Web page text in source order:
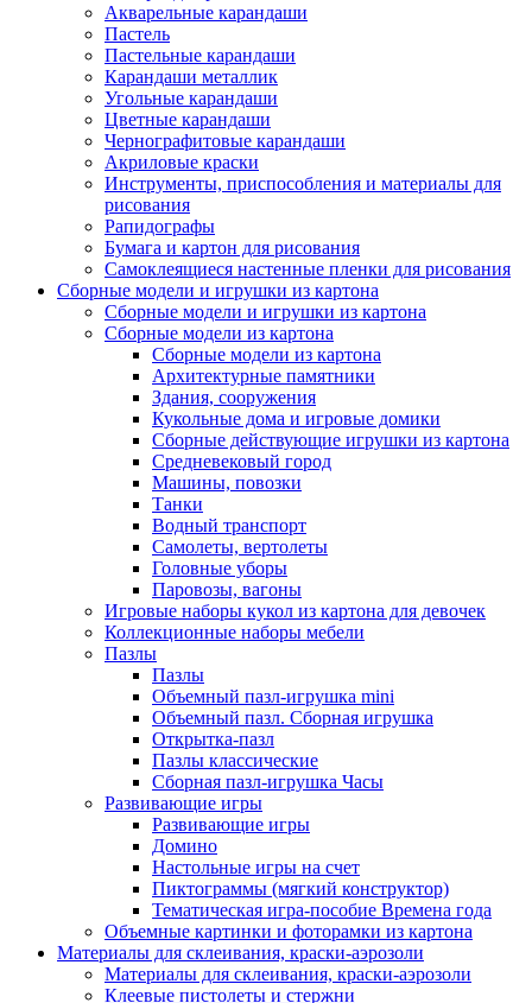
Акварельные карандаши
Пастель
Пастельные карандаши
Карандаши металлик
Угольные карандаши
Цветные карандаши
Чернографитовые карандаши
Акриловые краски
Инструменты, приспособления и материалы для
рисования
Рапидографы
Бумага и картон для рисования
Самоклеящиеся настенные пленки для рисования
Сборные модели и игрушки из картона
Сборные модели и игрушки из картона
Сборные модели из картона
Сборные модели из картона
Архитектурные памятники
Здания, сооружения
Кукольные дома и игровые домики
Сборные действующие игрушки из картона
Средневековый город
Машины, повозки
Танки
Водный транспорт
Самолеты, вертолеты
Головные уборы
Паровозы, вагоны
Игровые наборы кукол из картона для девочек
Коллекционные наборы мебели
Пазлы
Пазлы
Объемный пазл-игрушка mini
Объемный пазл. Сборная игрушка
Открытка-пазл
Пазлы классические
Сборная пазл-игрушка Часы
Развивающие игры
Развивающие игры
Домино
Настольные игры на счет
Пиктограммы (мягкий конструктор)
Тематическая игра-пособие Времена года
Объемные картинки и фоторамки из картона
Материалы для склеивания, краски-аэрозоли
Материалы для склеивания, краски-аэрозоли
Клеевые пистолеты и стержни